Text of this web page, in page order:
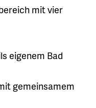
mit vier
eigenem Bad
gemeinsamem